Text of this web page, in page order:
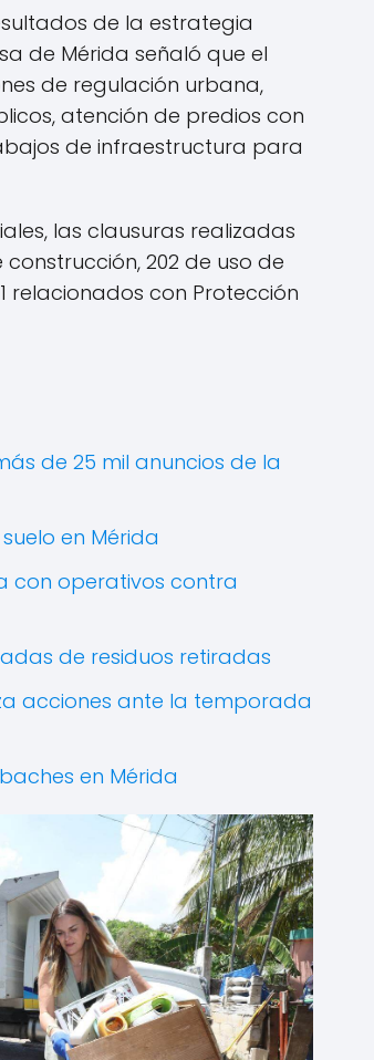
de la estrategia
de Mérida señaló que el
de regulación urbana,
atención de predios con
de infraestructura para
las clausuras realizadas
202 de uso de
relacionados con Protección
de 25 mil anuncios de la
en Mérida
con operativos contra
de residuos retiradas
acciones ante la temporada
en Mérida